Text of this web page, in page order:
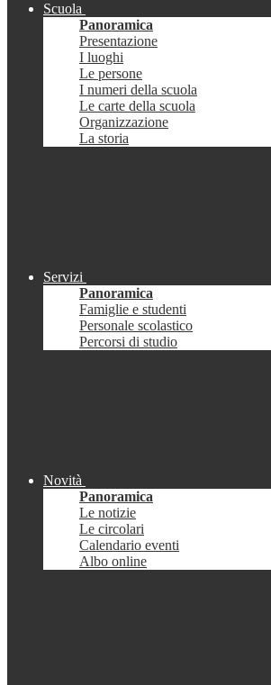
Scuola
Panoramica
Presentazione
I luoghi
Le persone
I numeri della scuola
Le carte della scuola
Organizzazione
La storia
Servizi
Panoramica
Famiglie e studenti
Personale scolastico
Percorsi di studio
Novità
Panoramica
Le notizie
Le circolari
Calendario eventi
Albo online